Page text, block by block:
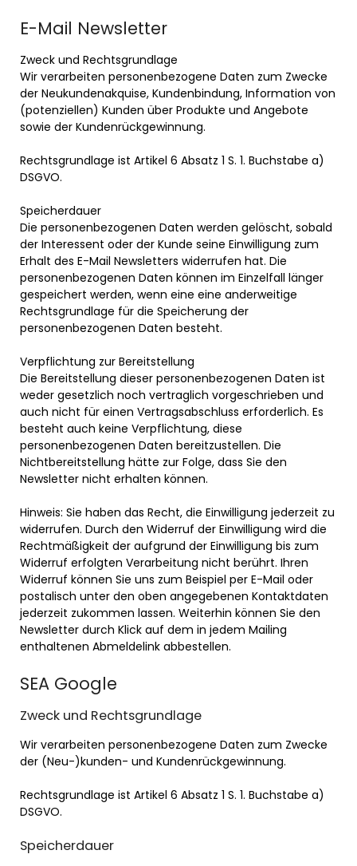
E-Mail Newsletter
Zweck und Rechtsgrundlage
Wir verarbeiten personenbezogene Daten zum Zwecke
der Neukundenakquise, Kundenbindung, Information von
(potenziellen) Kunden über Produkte und Angebote
sowie der Kundenrückgewinnung.
Rechtsgrundlage ist Artikel 6 Absatz 1 S. 1. Buchstabe a)
DSGVO.
Speicherdauer
Die personenbezogenen Daten werden gelöscht, sobald
der Interessent oder der Kunde seine Einwilligung zum
Erhalt des E-Mail Newsletters widerrufen hat. Die
personenbezogenen Daten können im Einzelfall länger
gespeichert werden, wenn eine eine anderweitige
Rechtsgrundlage für die Speicherung der
personenbezogenen Daten besteht.
Verpflichtung zur Bereitstellung
Die Bereitstellung dieser personenbezogenen Daten ist
weder gesetzlich noch vertraglich vorgeschrieben und
auch nicht für einen Vertragsabschluss erforderlich. Es
besteht auch keine Verpflichtung, diese
personenbezogenen Daten bereitzustellen. Die
Nichtbereitstellung hätte zur Folge, dass Sie den
Newsletter nicht erhalten können.
Hinweis: Sie haben das Recht, die Einwilligung jederzeit zu
widerrufen. Durch den Widerruf der Einwilligung wird die
Rechtmäßigkeit der aufgrund der Einwilligung bis zum
Widerruf erfolgten Verarbeitung nicht berührt. Ihren
Widerruf können Sie uns zum Beispiel per E-Mail oder
postalisch unter den oben angegebenen Kontaktdaten
jederzeit zukommen lassen. Weiterhin können Sie den
Newsletter durch Klick auf dem in jedem Mailing
enthaltenen Abmeldelink abbestellen.
SEA Google
Zweck und Rechtsgrundlage
Wir verarbeiten personenbezogene Daten zum Zwecke
der (Neu-)kunden- und Kundenrückgewinnung.
Rechtsgrundlage ist Artikel 6 Absatz 1 S. 1. Buchstabe a)
DSGVO.
Speicherdauer